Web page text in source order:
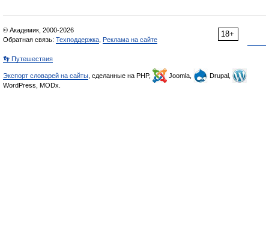
18+
© Академик, 2000-2026
Обратная связь: Техподдержка Реклама на сайте
👣 Путешествия
Экспорт словарей на сайты , сделанные на PHP, Joomla,
Drupal,
WordPress, MODx.